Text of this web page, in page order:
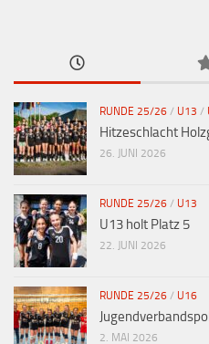
RUNDE 25/26 / U13 /
Hitzeschlacht
26. JUNI 2026
RUNDE 25/26 / U13
U13 holt Platz 5
22. JUNI 2026
RUNDE 25/26 / U16
2. MAI 2026